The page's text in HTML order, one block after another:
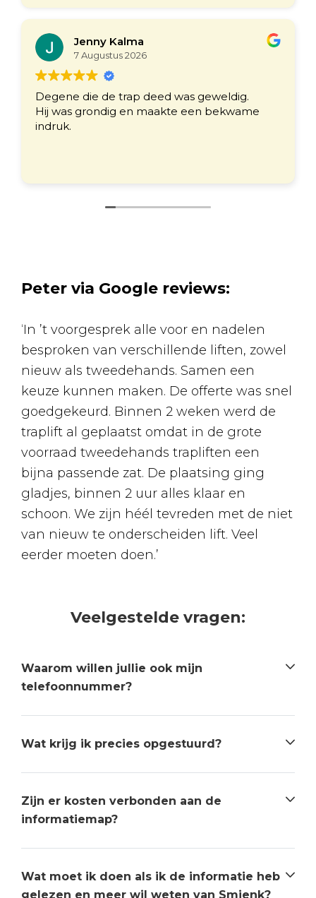
Jenny Kalma
7 Augustus 2026
Degene die de trap deed was geweldig.
Hij was grondig en maakte een bekwame
indruk.
Peter via Google reviews:
‘In ’t voorgesprek alle voor en nadelen
besproken van verschillende liften, zowel
nieuw als tweedehands. Samen een
keuze kunnen maken. De offerte was snel
goedgekeurd. Binnen 2 weken werd de
traplift al geplaatst omdat in de grote
voorraad tweedehands trapliften een
bijna passende zat. De plaatsing ging
gladjes, binnen 2 uur alles klaar en
schoon. We zijn héél tevreden met de niet
van nieuw te onderscheiden lift. Veel
eerder moeten doen.’
Veelgestelde vragen:
Waarom willen jullie ook mijn
telefoonnummer?
Wat krijg ik precies opgestuurd?
Zijn er kosten verbonden aan de
informatiemap?
Wat moet ik doen als ik de informatie heb
gelezen en meer wil weten van Smienk?